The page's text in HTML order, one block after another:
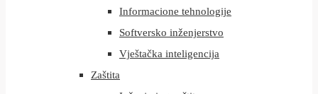
Informacione tehnologije
Softversko inženjerstvo
Vještačka inteligencija
Zaštita